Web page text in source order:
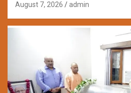
August 7, 2026 admin